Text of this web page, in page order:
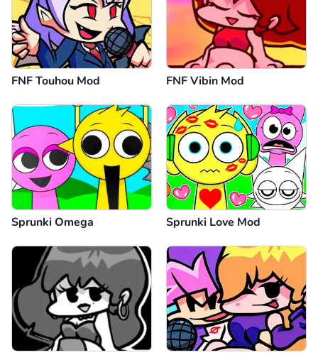
FNF Touhou Mod FNF Vibin Mod
Sprunki Omega Sprunki Love Mod